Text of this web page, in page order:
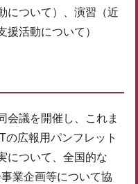
について）、演習（近
援活動について）
会議を開催し、これま
の広報用パンフレット
について、全国的な
業企画等について協